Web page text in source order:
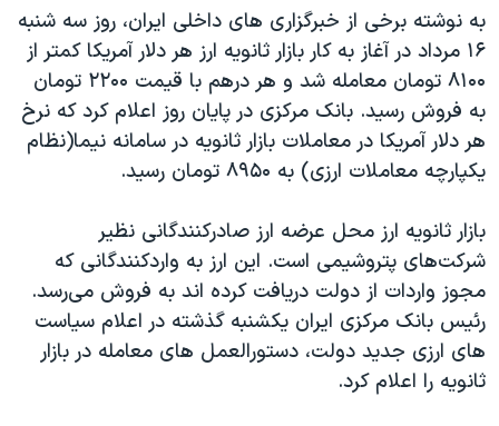
اعتراضات مردمی آبان ۹۸
اسرائیل در جنگ
نرگس محمدی برنده جایزه نوبل صلح
همایش محافظه‌کاران آمریکا «سی‌پک»
سفر پرزیدنت ترامپ به چین
به نوشته برخی از خبرگزاری های داخلی ایران، روز سه شنبه
۱۶ مرداد در آغاز به کار بازار ثانویه ارز هر دلار آمریکا کمتر از
۸۱۰۰ تومان معامله شد و هر درهم با قیمت ۲۲۰۰ تومان
به فروش رسید. بانک مرکزی در پایان روز اعلام کرد که نرخ
هر دلار آمریکا در معاملات بازار ثانویه در سامانه نیما(نظام
یکپارچه معاملات ارزی) به ۸۹۵۰ تومان رسید.
بازار ثانویه ارز محل عرضه ارز صادرکنندگانی نظیر
شرکت‌های پتروشیمی است. این ارز به واردکنندگانی که
مجوز واردات از دولت دریافت کرده اند به فروش می‌رسد.
رئیس بانک مرکزی ایران یکشنبه گذشته در اعلام سیاست
های ارزی جدید دولت، دستورالعمل های معامله در بازار
ثانویه را اعلام کرد.